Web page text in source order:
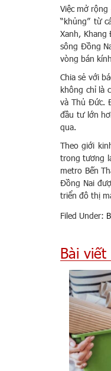
Việc mở
“khủng” từ
Xanh,
sông Đồng
vòng bán
Chia sẻ với
không chỉ là
và Thủ Đức.
đầu tư lớn
qua.
Theo giới
trong tương
metro Bến
Đồng Nai
triển đô thị
Filed Under:
Bài viết